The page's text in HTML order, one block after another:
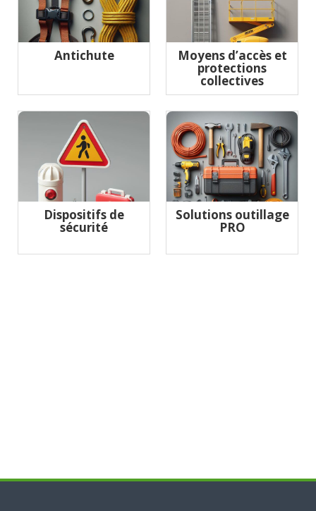
Antichute Moyens d’accès et
protections
collectives
Dispositifs de
sécurité
Solutions outillage
PRO